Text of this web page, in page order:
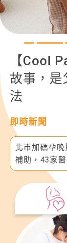
大人小
橙」氣泡
即時新聞
北市「生生喝
3.0上路！國
範圍，8月31
兌換1瓶鮮奶